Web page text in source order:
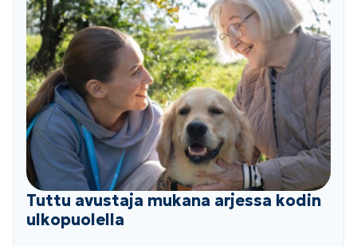
Tuttu avustaja mukana arjessa kodin
ulkopuolella